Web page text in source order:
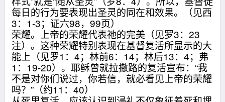
每日的行为要表现出圣灵的同在和效果。（见西
3：1-3；证六98，99页）
荣耀。上帝的荣耀代表祂的完美（见罗3：23
注）。这种荣耀特别表现在基督复活所显示的大
能上（见罗1：4；林前6：14；林后13：4；弗
1：19-20）。耶稣曾就拉撒路的复活宣布：“我
不是对你们说过，你若信，就必看见上帝的荣耀
吗？”（约11：40）